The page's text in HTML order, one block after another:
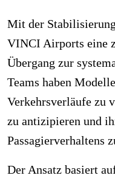
Mit der
VINCI Airports eine
Übergang zur
Teams haben
Verkehrsverläufe zu
zu antizipieren und
Passagierverhaltens
Der Ansatz basiert